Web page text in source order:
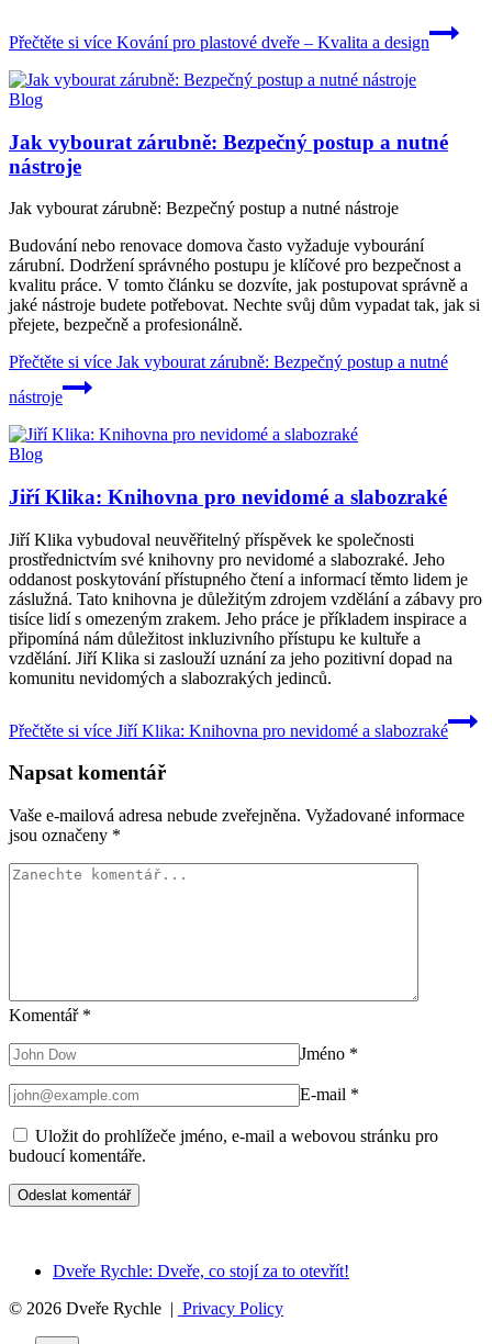
Přečtěte si více Kování pro plastové dveře – Kvalita a design
Blog
Jak vybourat zárubně: Bezpečný postup a nutné
nástroje
Jak vybourat zárubně: Bezpečný postup a nutné nástroje
Budování nebo renovace domova často vyžaduje vybourání
zárubní. Dodržení správného postupu je klíčové pro bezpečnost a
kvalitu práce. V tomto článku se dozvíte, jak postupovat správně a
jaké nástroje budete potřebovat. Nechte svůj dům vypadat tak, jak si
přejete, bezpečně a profesionálně.
Přečtěte si více Jak vybourat zárubně: Bezpečný postup a nutné
nástroje
Blog
Jiří Klika: Knihovna pro nevidomé a slabozraké
Jiří Klika vybudoval neuvěřitelný příspěvek ke společnosti
prostřednictvím své knihovny pro nevidomé a slabozraké. Jeho
oddanost poskytování přístupného čtení a informací těmto lidem je
záslužná. Tato knihovna je důležitým zdrojem vzdělání a zábavy pro
tisíce lidí s omezeným zrakem. Jeho práce je příkladem inspirace a
připomíná nám důležitost inkluzivního přístupu ke kultuře a
vzdělání. Jiří Klika si zaslouží uznání za jeho pozitivní dopad na
komunitu nevidomých a slabozrakých jedinců.
Přečtěte si více Jiří Klika: Knihovna pro nevidomé a slabozraké
Napsat komentář
Vaše e-mailová adresa nebude zveřejněna. Vyžadované informace
jsou označeny *
Komentář *
Jméno *
E-mail *
Uložit do prohlížeče jméno, e-mail a webovou stránku pro
budoucí komentáře.
Dveře Rychle: Dveře, co stojí za to otevřít!
© 2026 Dveře Rychle | Privacy Policy